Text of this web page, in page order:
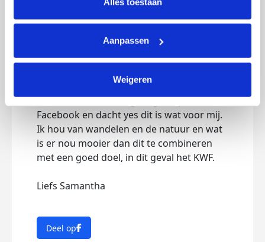
Aanpassen
Weigeren
2026 van start
maandag 24 november 2025
Het duurt nog eventjes voordat het
nieuwe jaar begint maar voor je het weet
Ik kwam deze chalange tegen op
Facebook en dacht yes dit is wat voor mij.
Ik hou van wandelen en de natuur en wat
is er nou mooier dan dit te combineren
met een goed doel, in dit geval het KWF.
Liefs Samantha
Deel op